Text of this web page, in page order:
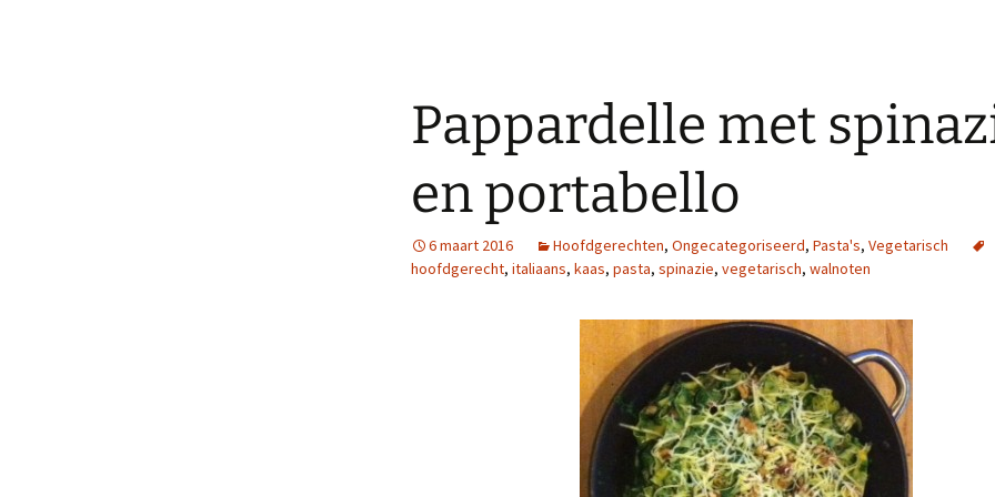
Pappardelle met
en portabello
6 maart 2016 Hoofdgerechten, Ongecategoriseerd, Pasta's, Vegetarisch
hoofdgerecht, italiaans, kaas, pasta, spinazie, vegetarisch, walnoten